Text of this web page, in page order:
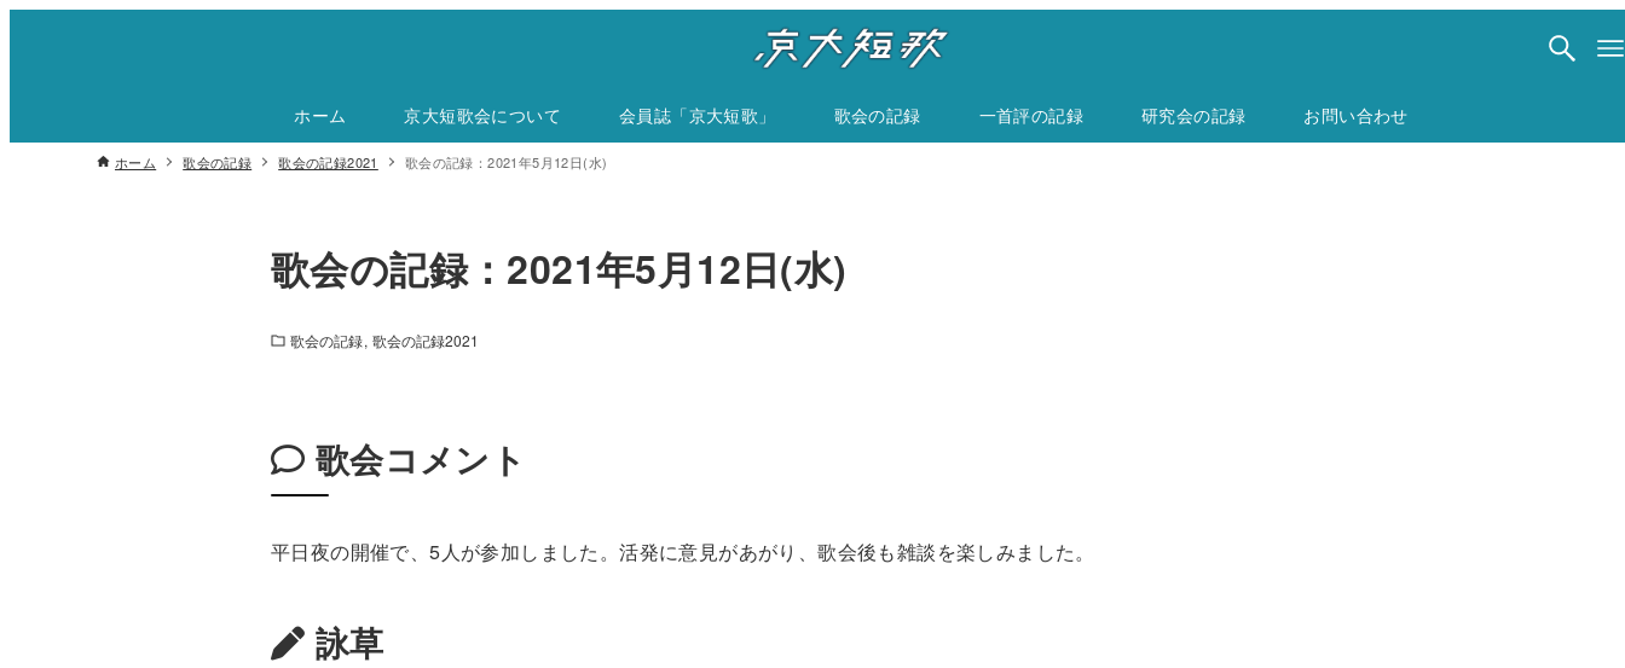
ホーム 京大短歌会について 会員誌「京大短歌」 歌会の記録 一首評の記録 研究会の記録 お問い合わせ
ホーム 歌会の記録 歌会の記録2021 歌会の記録：2021年5月12日(水)
歌会の記録：2021年5月12日(水)
歌会の記録 歌会の記録2021
歌会コメント
平日夜の開催で、5人が参加しました。活発に意見があがり、歌会後も雑談を楽しみました。
詠草